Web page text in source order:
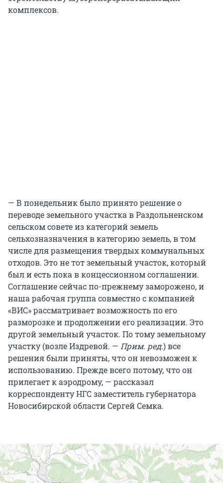
комплексов.
— В понедельник было принято решение о
переводе земельного участка в Раздольненском
сельском совете из категорий земель
сельхозназначения в категорию земель, в том
числе для размещения твердых коммунальных
отходов. Это не тот земельный участок, который
был и есть пока в концессионном соглашении.
Соглашение сейчас по-прежнему заморожено, и
наша рабочая группа совместно с компанией
«ВИС» рассматривает возможность по его
разморозке и продолжении его реализации. Это
другой земельный участок. По тому земельному
участку (возле Издревой. — Прим. ред.) все
решения были приняты, что он невозможен к
использованию. Прежде всего потому, что он
прилегает к аэродрому, — рассказал
корреспонденту НГС заместитель губернатора
Новосибирской области Сергей Семка.